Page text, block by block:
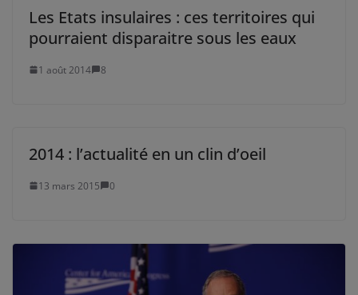
Les Etats insulaires : ces territoires qui
pourraient disparaitre sous les eaux
1 août 2014 8
2014 : l’actualité en un clin d’oeil
13 mars 2015 0